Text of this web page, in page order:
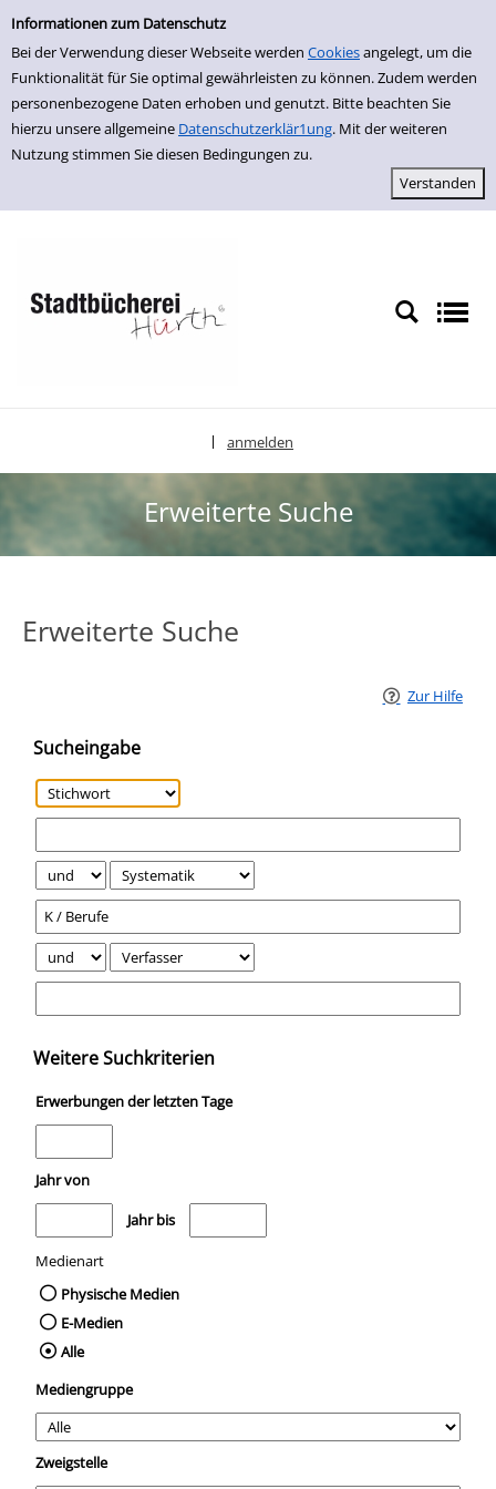
Erweiterte Suche
Informationen zum Datenschutz
Bei der Verwendung dieser Webseite werden Cookiesangelegt, um die
Funktionalität für Sie optimal gewährleisten zu können. Zudem werden
personenbezogene Daten erhoben und genutzt. Bitte beachten Sie
hierzu unsere allgemeine Datenschutzerklär1ung. Mit der weiteren
Nutzung stimmen Sie diesen Bedingungen zu.
zur Navigation springen
zum Inhalt springen
Zur erweiterten Suche springen
anmelden
Erweiterte Suche
Erweiterte Suche
Zur Hilfe
Sucheingabe
Weitere Suchkriterien
Erwerbungen der letzten Tage
Jahr von
Medien anzeigen, die nach dem Jahr veröffentlicht wurden
Jahr bis
Medienart
Physische Medien
E-Medien
Alle
Mediengruppe
Zweigstelle